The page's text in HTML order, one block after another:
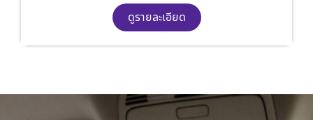
ดูรายละเอียด